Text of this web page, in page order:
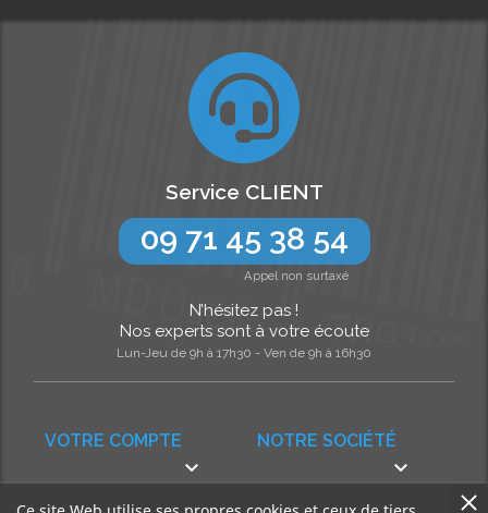
NOTRE SOCIÉTÉ

VOTRE COMPTE

Service CLIENT
09 71 45 38 54
Appel non surtaxé
N’hésitez pas !
Nos experts sont à votre écoute
Lun-Jeu de 9h à 17h30 - Ven de 9h à 16h30